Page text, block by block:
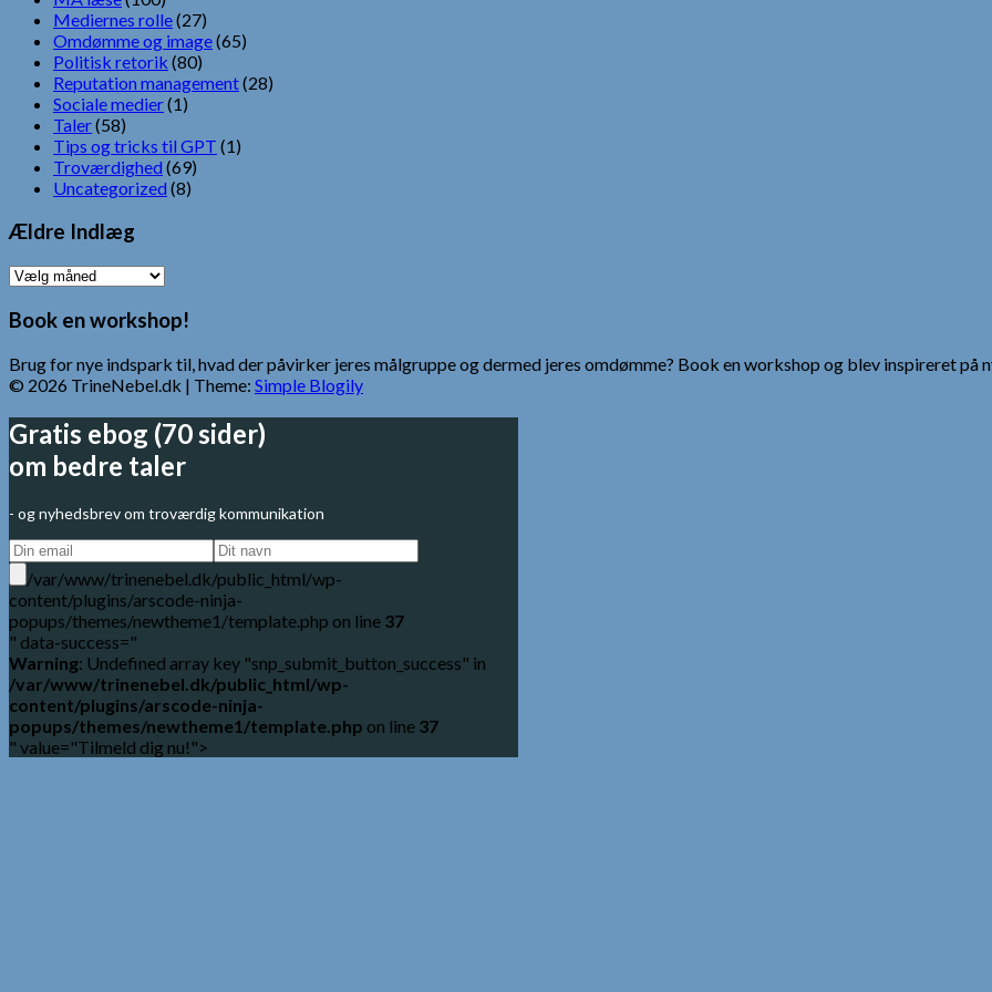
Mediernes rolle(27)
Omdømme og image(65)
Politisk retorik (80)
Reputation management(28)
Sociale medier(1)
Taler(58)
Tips og tricks til GPT (1)
Troværdighed (69)
Uncategorized (8)
Ældre Indlæg
Ældre
Book en workshop!
Brug for nye indspark til, hvad der påvirker jeres målgruppe og dermed jeres omdømme? Book en workshop og blev inspireret på
© 2026 TrineNebel.dk | Theme: Simple Blogily
Gratis ebog (70 sider)
om bedre taler
- og nyhedsbrev om troværdig kommunikation
/var/www/trinenebel.dk/public_html/wp-
content/plugins/arscode-ninja-
popups/themes/newtheme1/template.php on line 37
" data-success="
Warning: Undefined array key "snp_submit_button_success" in
/var/www/trinenebel.dk/public_html/wp-
content/plugins/arscode-ninja-
popups/themes/newtheme1/template.php on line 37
" value="Tilmeld dig nu!">